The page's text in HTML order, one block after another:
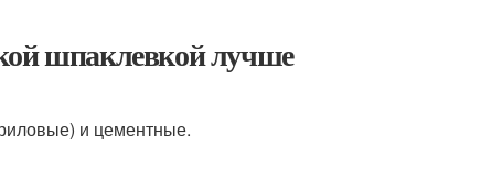
шпаклевкой лучше
и цементные.